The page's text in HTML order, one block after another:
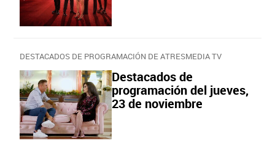
DESTACADOS DE PROGRAMACIÓN DE ATRESMEDIA TV
Destacados de
programación del jueves,
23 de noviembre